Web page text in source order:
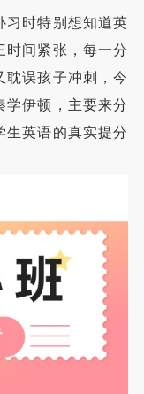
时特别想知道英
时间紧张，每一分
耽误孩子冲刺，今
学伊顿，主要来分
生英语的真实提分